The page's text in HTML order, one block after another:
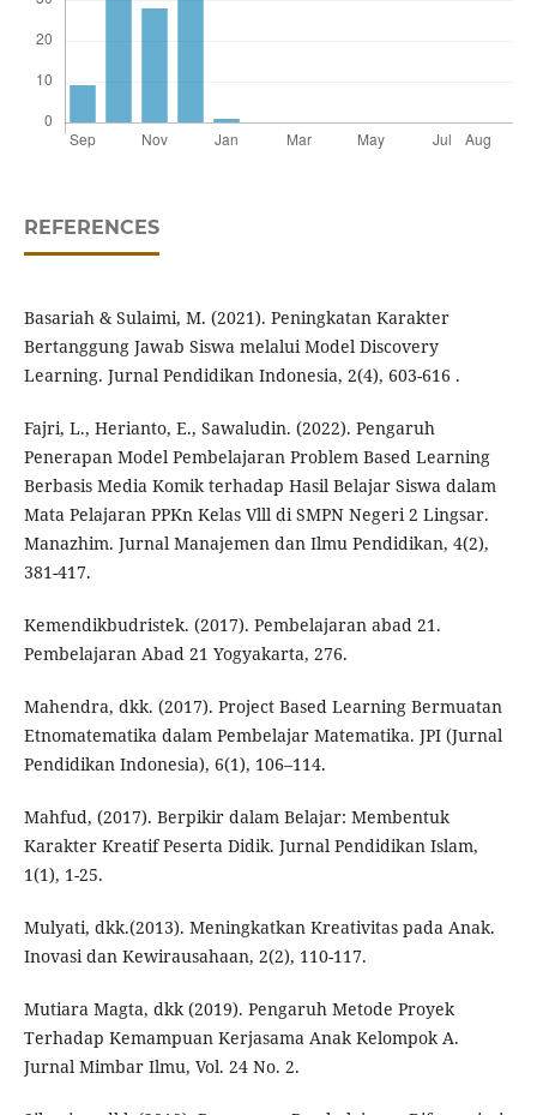
REFERENCES
Basariah & Sulaimi, M. (2021). Peningkatan Karakter
Bertanggung Jawab Siswa melalui Model Discovery
Learning. Jurnal Pendidikan Indonesia, 2(4), 603-616 .
Fajri, L., Herianto, E., Sawaludin. (2022). Pengaruh
Penerapan Model Pembelajaran Problem Based Learning
Berbasis Media Komik terhadap Hasil Belajar Siswa dalam
Mata Pelajaran PPKn Kelas Vlll di SMPN Negeri 2 Lingsar.
Manazhim. Jurnal Manajemen dan Ilmu Pendidikan, 4(2),
381-417.
Kemendikbudristek. (2017). Pembelajaran abad 21.
Pembelajaran Abad 21 Yogyakarta, 276.
Mahendra, dkk. (2017). Project Based Learning Bermuatan
Etnomatematika dalam Pembelajar Matematika. JPI (Jurnal
Pendidikan Indonesia), 6(1), 106–114.
Mahfud, (2017). Berpikir dalam Belajar: Membentuk
Karakter Kreatif Peserta Didik. Jurnal Pendidikan Islam,
1(1), 1-25.
Mulyati, dkk.(2013). Meningkatkan Kreativitas pada Anak.
Inovasi dan Kewirausahaan, 2(2), 110-117.
Mutiara Magta, dkk (2019). Pengaruh Metode Proyek
Terhadap Kemampuan Kerjasama Anak Kelompok A.
Jurnal Mimbar Ilmu, Vol. 24 No. 2.